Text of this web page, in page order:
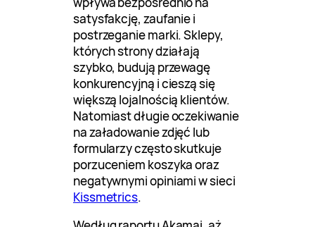
satysfakcję, zaufanie i
postrzeganie marki. Sklepy,
których strony działają
szybko, budują przewagę
konkurencyjną i cieszą się
większą lojalnością klientów.
Natomiast długie oczekiwanie
na załadowanie zdjęć lub
formularzy często skutkuje
porzuceniem koszyka oraz
negatywnymi opiniami w sieci
Kissmetrics.